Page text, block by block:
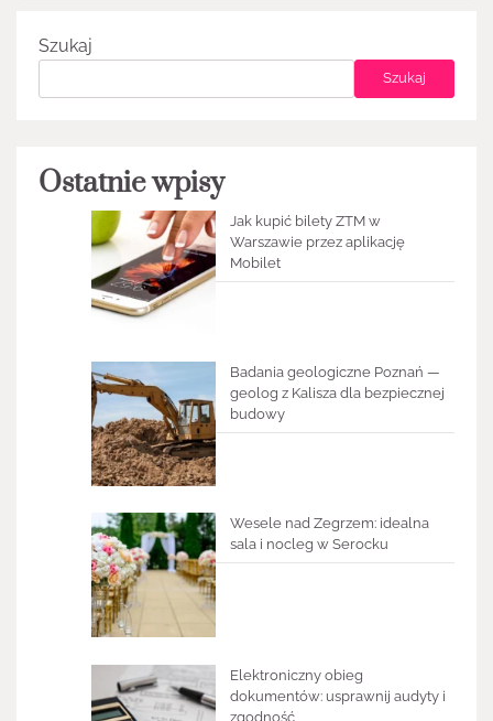
Szukaj
Szukaj
Ostatnie wpisy
Jak kupić bilety ZTM w
Warszawie przez aplikację
Mobilet
Badania geologiczne Poznań —
geolog z Kalisza dla bezpiecznej
budowy
Wesele nad Zegrzem: idealna
sala i nocleg w Serocku
Elektroniczny obieg
dokumentów: usprawnij audyty i
zgodność